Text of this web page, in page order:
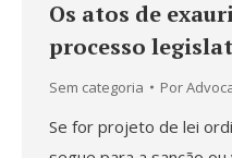
Os atos de
processo
Sem categoria Por
Se for projeto de lei